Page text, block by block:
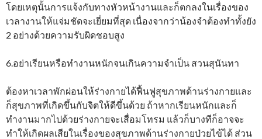
โดยเหตุนั้นการแจ้งกับทางหัวหน้างานและก็ตกลงในเรื่องของ
เวลางานให้แจ่มชัดจะเยี่ยมที่สุด เนื่องจากว่าน้องจำต้องทำทั้งยัง
2 อย่างด้วยความรับผิดชอบสูง
6.อย่าเรียนหรือทำงานหนักจนเกินความจำเป็น สวนสุนันทา
ต้องหาเวลาพักผ่อนให้ร่างกายได้ฟื้นฟูสุขภาพด้านร่างกายและ
ก็สุขภาพที่เกิดขึ้นกับจิตให้ดีขึ้นด้วย ถ้าหากเรียนหนักและก็
ทำงานมากไปด้วยร่างกายจะเสื่อมโทรม แล้วก็บางทีก็อาจจะ
ทำให้เกิดผลเสียในเรื่องของสุขภาพด้านร่างกายป่วยไข้ได้ ส่วน